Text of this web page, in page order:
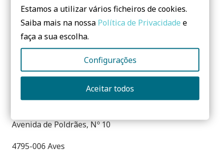
TERMOLAN – ISOLAMENTOS TERMO-ACÚSTICOS,
S.A.
Avenida de Poldrães, Nº 10
4795-006 Aves
Estamos a utilizar vários ficheiros de cookies.
Saiba mais na nossa Política de Privacidade e
faça a sua escolha.
Configurações
Aceitar todos